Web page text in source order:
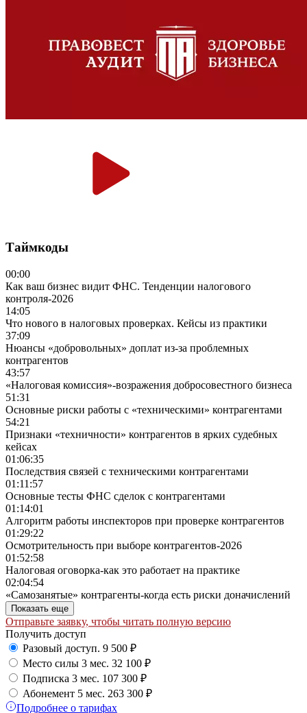
Таймкоды
00:00
Как ваш бизнес видит ФНС. Тенденции налогового
контроля-2026
14:05
Что нового в налоговых проверках. Кейсы из практики
37:09
Нюансы «добровольных» доплат из-за проблемных
контрагентов
43:57
«Налоговая комиссия»-возражения добросовестного бизнеса
51:31
Основные риски работы с «техническими» контрагентами
54:21
Признаки «техничности» контрагентов в ярких судебных
кейсах
01:06:35
Последствия связей с техническими контрагентами
01:11:57
Основные тесты ФНС сделок с контрагентами
01:14:01
Алгоритм работы инспекторов при проверке контрагентов
01:29:22
Осмотрительность при выборе контрагентов-2026
01:52:58
Налоговая оговорка-как это работает на практике
02:04:54
«Самозанятые» контрагенты-когда есть риски доначислений
Показать еще
Отправьте заявку, чтобы читать полную версию
Получить доступ
Разовый доступ. 9 500 ₽
Место силы 3 мес. 32 100 ₽
Подписка 3 мес. 107 300 ₽
Абонемент 5 мес. 263 300 ₽
Подробнее о тарифах